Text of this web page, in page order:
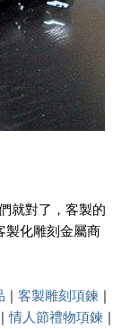
就對了，客製的
製化雕刻金屬商
| 客製雕刻項鍊 |
|情人節禮物項鍊 |